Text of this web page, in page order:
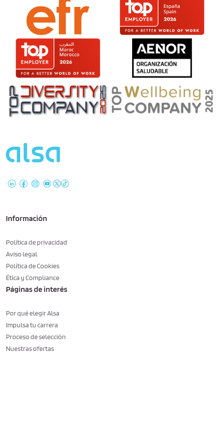
Información
Política de privacidad
Aviso legal
Política de Cookies
Ética y Compliance
Páginas de interés
Por qué elegir Alsa
Impulsa tu carrera
Proceso de selección
Nuestras ofertas